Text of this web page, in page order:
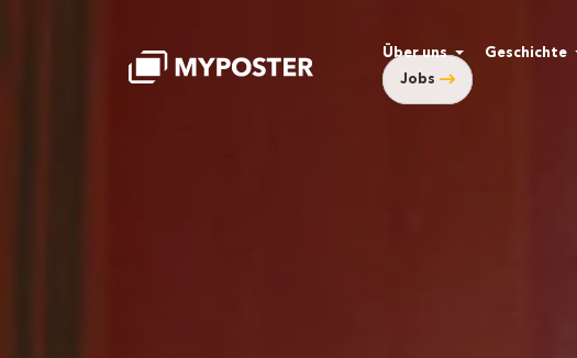
Über uns Geschichte
Jobs